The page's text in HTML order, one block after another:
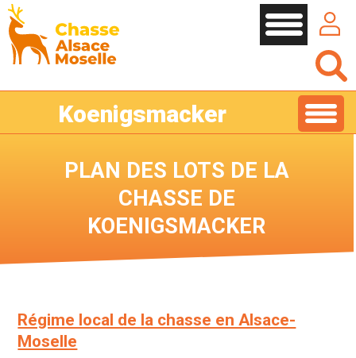
Koenigsmacker
PLAN DES LOTS DE LA
CHASSE DE
KOENIGSMACKER
Régime local de la chasse en Alsace-
Moselle
Cookies management panel